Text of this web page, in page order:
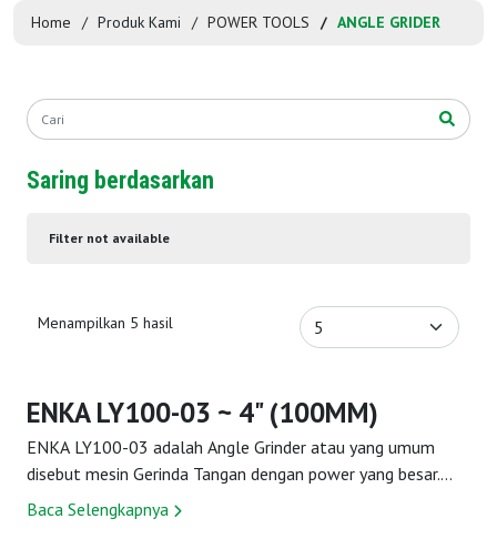
Home Produk Kami POWER TOOLS ANGLE GRIDER
Saring berdasarkan
Filter not available
Menampilkan 5 hasil
ENKA LY100-03 ~ 4" (100MM)
ENKA LY100-03 adalah Angle Grinder atau yang umum
disebut mesin Gerinda Tangan dengan power yang besar.
Dengan Mesin ENKA LY100-03, memungkinkan arah...
Baca Selengkapnya